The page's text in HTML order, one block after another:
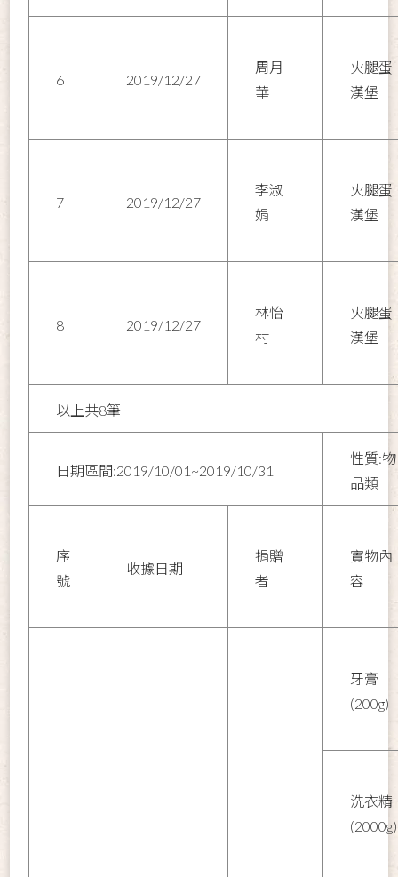
6 2019/12/27
周月
華
火腿蛋
漢堡
7 2019/12/27
李淑
娟
火腿蛋
漢堡
8 2019/12/27
林怡
村
火腿蛋
漢堡
以上共8筆
日期區間:2019/10/01~2019/10/31
性質:物
品類
序
號
收據日期
捐贈
者
實物內
容
牙膏
(200g)
洗衣精
(2000g)